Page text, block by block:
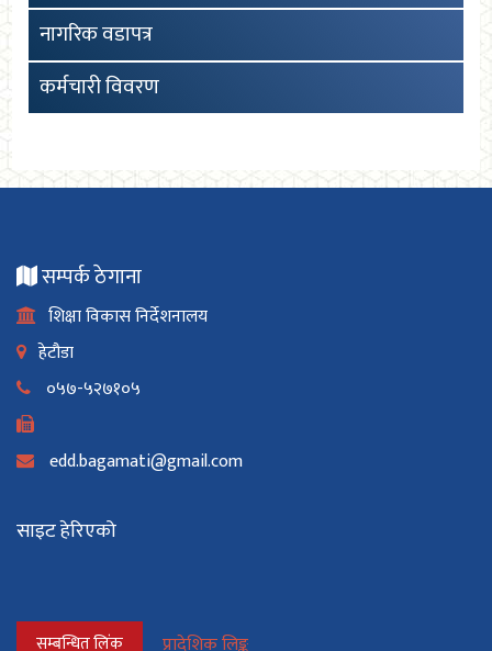
नागरिक वडापत्र
कर्मचारी विवरण
सम्पर्क ठेगाना
शिक्षा विकास निर्देशनालय
हेटौडा
०५७-५२७१०५
edd.bagamati@gmail.com
साइट हेरिएको
सम्बन्धित लिंक प्रादेशिक लिङ्क